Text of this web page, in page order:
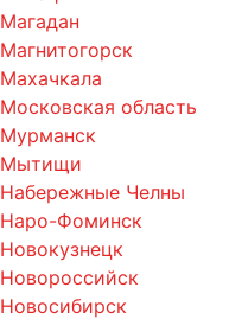
Магадан
Магнитогорск
Махачкала
Московская область
Мурманск
Мытищи
Набережные Челны
Наро-Фоминск
Новокузнецк
Новороссийск
Новосибирск